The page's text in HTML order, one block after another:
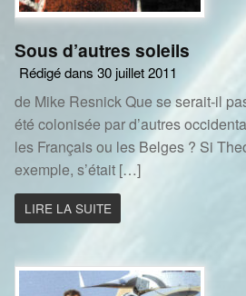
Sous d’autres soleils
Rédigé dans 30 juillet 2011
de Mike Resnick Que se serait-il
été colonisée par d’autres
les Français ou les Belges ? Si
exemple, s’était […]
LIRE LA SUITE